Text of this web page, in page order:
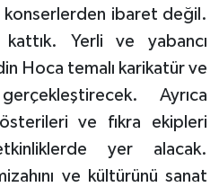
konserlerden ibaret değil.
Yerli ve yabancı
Hoca temalı karikatür ve
Ayrıca
ve fıkra ekipleri
yer alacak.
ve kültürünü sanat